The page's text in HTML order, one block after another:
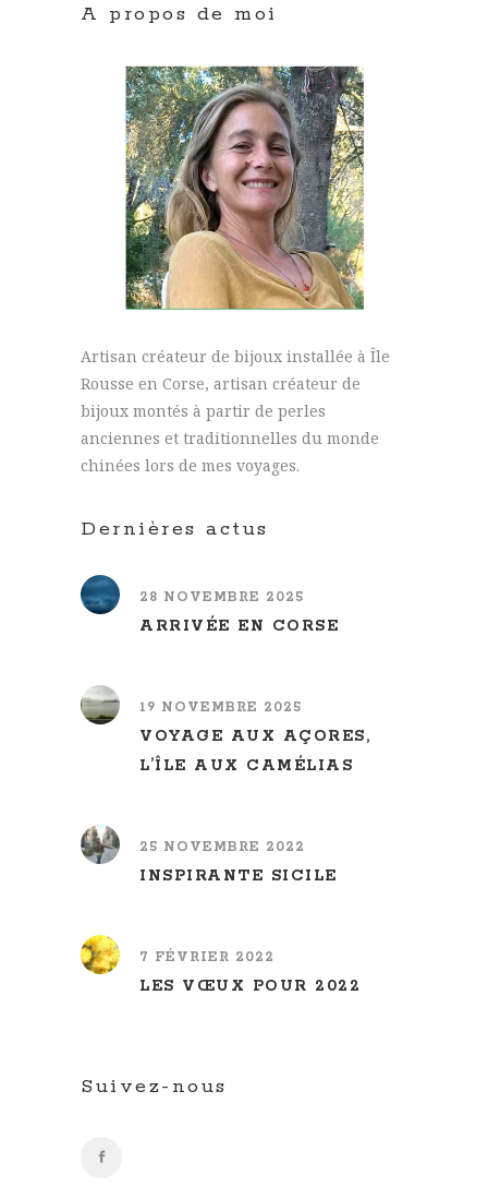
A propos de moi
Artisan créateur de bijoux installée à Île
Rousse en Corse, artisan créateur de
bijoux montés à partir de perles
anciennes et traditionnelles du monde
chinées lors de mes voyages.
Dernières actus
28 NOVEMBRE 2025
ARRIVÉE EN CORSE
19 NOVEMBRE 2025
VOYAGE AUX AÇORES,
L’ÎLE AUX CAMÉLIAS
25 NOVEMBRE 2022
INSPIRANTE SICILE
7 FÉVRIER 2022
LES VŒUX POUR 2022
Suivez-nous